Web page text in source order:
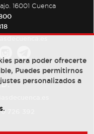
16001 Cuenca
726 392
para poder ofrecerte
Puedes permitirnos
personalizados a
.